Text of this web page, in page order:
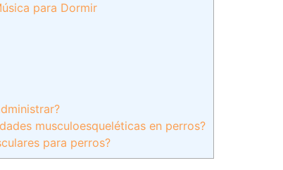
para Dormir
musculoesqueléticas en perros?
para perros?